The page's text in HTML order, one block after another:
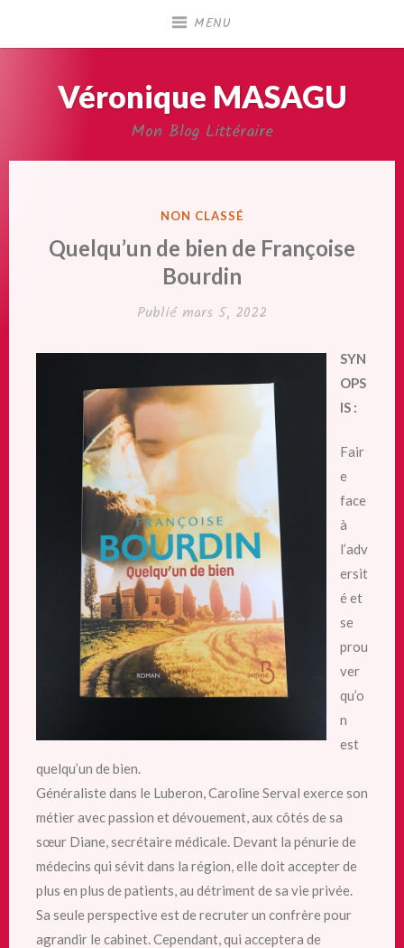
MENU
Véronique MASAGU
Mon Blog Littéraire
PUBLIÉ
NON CLASSÉ
Quelqu’un de bien de Françoise
Bourdin
Publié mars 5, 2022
SYN
OPS
IS :
Fair
e
face
à
l’adv
ersit
é et
se
prou
ver
qu’o
n
est
quelqu’un de bien.
Généraliste dans le Luberon, Caroline Serval exerce son
métier avec passion et dévouement, aux côtés de sa
sœur Diane, secrétaire médicale. Devant la pénurie de
médecins qui sévit dans la région, elle doit accepter de
plus en plus de patients, au détriment de sa vie privée.
Sa seule perspective est de recruter un confrère pour
agrandir le cabinet. Cependant, qui acceptera de